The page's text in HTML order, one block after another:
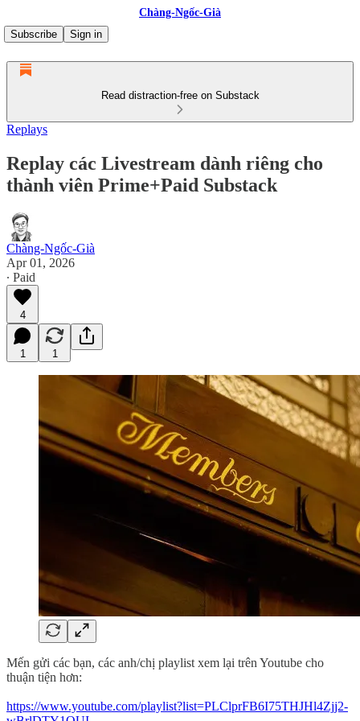
Chàng-Ngốc-Già
Subscribe
Sign in
Read distraction-free on Substack
Replays
Replay các Livestream dành riêng cho
thành viên Prime+Paid Substack
Chàng-Ngốc-Già
Apr 01, 2026
∙ Paid
4
1 1
Mến gửi các bạn, các anh/chị playlist xem lại trên Youtube cho
thuận tiện hơn:
https://www.youtube.com/playlist?list=PLClprFB6I75THJHl4Zjj2-